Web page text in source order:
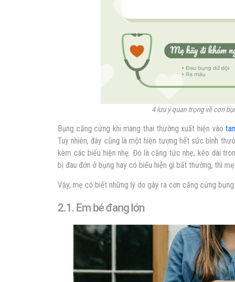
4 lưu ý quan trọng về cơn
Bụng căng cứng khi mang thai thường xuất hiện vào
Tuy nhiên, đây cũng là một hiện tượng hết sức bình
kèm các biểu hiện nhẹ. Đó là căng tức nhẹ, kéo dài
bị đau đớn ở bụng hay có biểu hiện gì bất thường, thì
Vậy, mẹ có biết những lý do gây ra cơn căng cứng
2.1. Em bé đang lớn